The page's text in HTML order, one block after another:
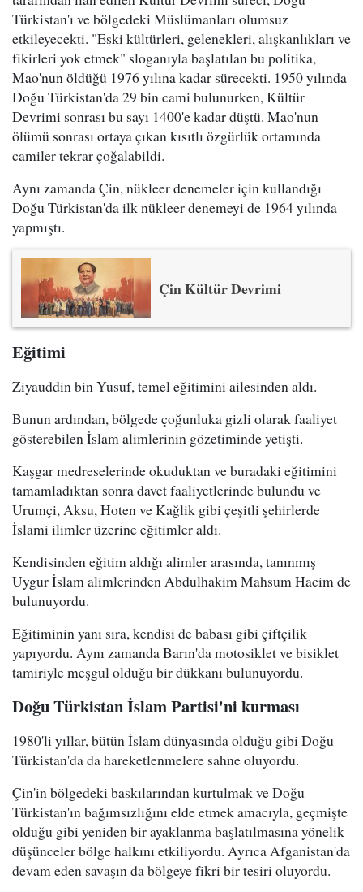
Türkistan'ı ve bölgedeki Müslümanları olumsuz
etkileyecekti. "Eski kültürleri, gelenekleri, alışkanlıkları ve
fikirleri yok etmek" sloganıyla başlatılan bu politika,
Mao'nun öldüğü 1976 yılına kadar sürecekti. 1950 yılında
Doğu Türkistan'da 29 bin cami bulunurken, Kültür
Devrimi sonrası bu sayı 1400'e kadar düştü. Mao'nun
ölümü sonrası ortaya çıkan kısıtlı özgürlük ortamında
camiler tekrar çoğalabildi.
Aynı zamanda Çin, nükleer denemeler için kullandığı
Doğu Türkistan'da ilk nükleer denemeyi de 1964 yılında
yapmıştı.
Çin Kültür Devrimi
Eğitimi
Ziyauddin bin Yusuf, temel eğitimini ailesinden aldı.
Bunun ardından, bölgede çoğunluka gizli olarak faaliyet
gösterebilen İslam alimlerinin gözetiminde yetişti.
Kaşgar medreselerinde okuduktan ve buradaki eğitimini
tamamladıktan sonra davet faaliyetlerinde bulundu ve
Urumçi, Aksu, Hoten ve Kağlik gibi çeşitli şehirlerde
İslami ilimler üzerine eğitimler aldı.
Kendisinden eğitim aldığı alimler arasında, tanınmış
Uygur İslam alimlerinden Abdulhakim Mahsum Hacim de
bulunuyordu.
Eğitiminin yanı sıra, kendisi de babası gibi çiftçilik
yapıyordu. Aynı zamanda Barın'da motosiklet ve bisiklet
tamiriyle meşgul olduğu bir dükkanı bulunuyordu.
Doğu Türkistan İslam Partisi'ni kurması
1980'li yıllar, bütün İslam dünyasında olduğu gibi Doğu
Türkistan'da da hareketlenmelere sahne oluyordu.
Çin'in bölgedeki baskılarından kurtulmak ve Doğu
Türkistan'ın bağımsızlığını elde etmek amacıyla, geçmişte
olduğu gibi yeniden bir ayaklanma başlatılmasına yönelik
düşünceler bölge halkını etkiliyordu. Ayrıca Afganistan'da
devam eden savaşın da bölgeye fikri bir tesiri oluyordu.